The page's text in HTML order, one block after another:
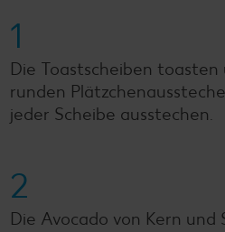
1
Die Toastscheiben
runden
jeder Scheibe ausstechen.
2
Die Avocado von Kern und